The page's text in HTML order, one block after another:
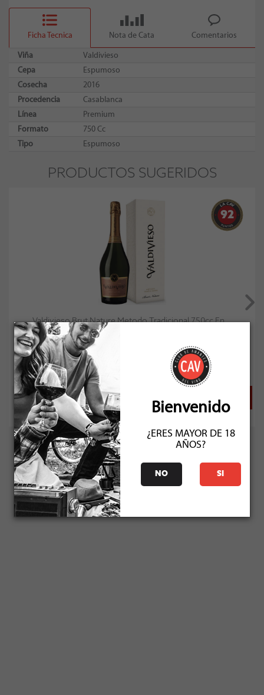
Ficha Tecnica Nota de Cata Comentarios
Viña
Valdivieso
Cepa
Espumoso
Cosecha
2016
Procedencia
Casablanca
Línea
Premium
Formato
750 Cc
Tipo
Espumoso
PRODUCTOS SUGERIDOS
92
Valdivieso Brut Nature Metodo Tradicional 750cc En...
Bienvenido
¿ERES MAYOR DE 18
AÑOS?
NO SI